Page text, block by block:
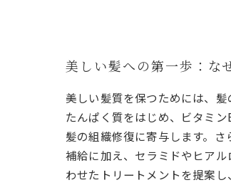
美しい髪への第一歩：な
美しい髪質を保つためには、
たんぱく質をはじめ、ビタミ
髪の組織修復に寄与します。
補給に加え、セラミドやヒア
わせたトリートメントを提案